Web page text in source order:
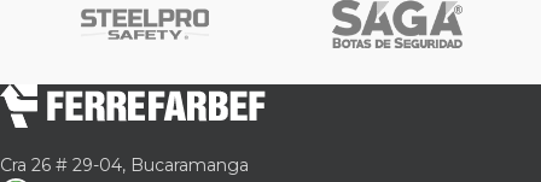
Cra 26 # 29-04, Bucaramanga